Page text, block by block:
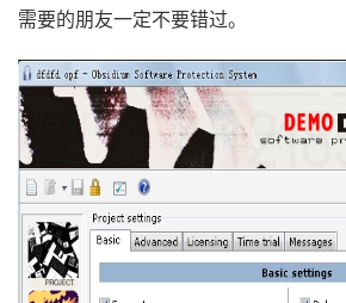
需要的朋友一定不要错过。